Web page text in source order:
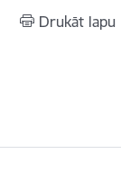
Drukāt lapu